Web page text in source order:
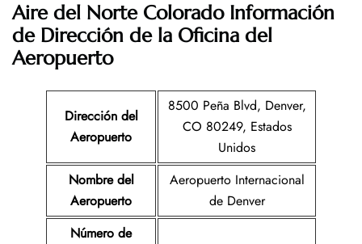
Aire del Norte Colorado Información
de Dirección de la Oficina del
Aeropuerto
Dirección del
Aeropuerto
8500 Peña Blvd, Denver,
CO 80249, Estados
Unidos
Nombre del
Aeropuerto
Aeropuerto Internacional
de Denver
Número de